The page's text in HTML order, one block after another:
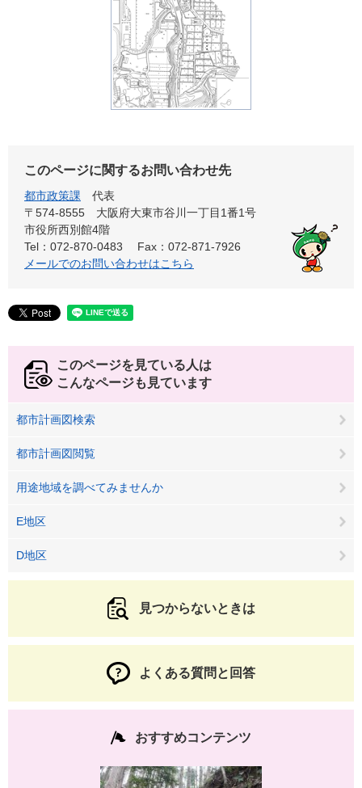
このページに関するお問い合わせ先
都市政策課
代表
〒574-8555 大阪府大東市谷川一丁目1番1号
市役所西別館4階
Tel：072-870-0483
Fax：072-871-7926
メールでのお問い合わせはこちら
このページを見ている人は
こんなページも見ています
都市計画図検索
都市計画図閲覧
用途地域を調べてみませんか
E地区
D地区
見つからないときは
よくある質問と回答
おすすめコンテンツ